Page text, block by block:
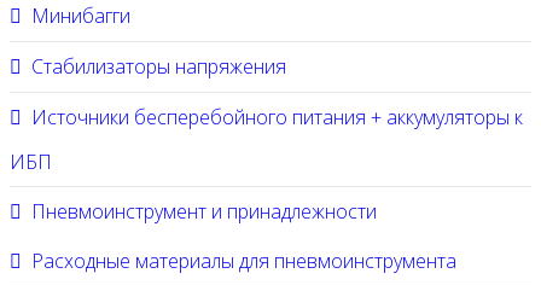
Минибагги
Стабилизаторы напряжения
Источники бесперебойного питания + аккумуляторы к
ИБП
Пневмоинструмент и принадлежности
Расходные материалы для пневмоинструмента